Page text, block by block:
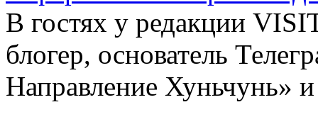
В гостях у редакции
блогер, основатель
Направление Хуньчунь»